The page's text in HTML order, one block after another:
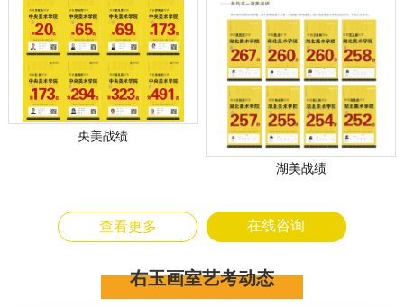
央美战绩
湖美战绩
查看更多 在线咨询
右玉画室艺考动态